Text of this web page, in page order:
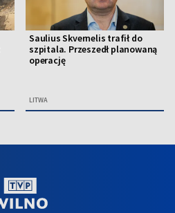
Saulius Skvernelis trafił do
szpitala. Przeszedł planowaną
operację
LITWA